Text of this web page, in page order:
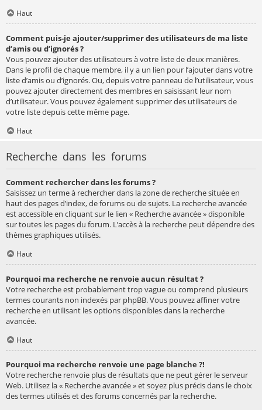
Haut
Comment puis-je ajouter/supprimer des utilisateurs de ma liste
d’amis ou d’ignorés ?
Vous pouvez ajouter des utilisateurs à votre liste de deux manières.
Dans le profil de chaque membre, il y a un lien pour l’ajouter dans votre
liste d’amis ou d’ignorés. Ou, depuis votre panneau de l’utilisateur, vous
pouvez ajouter directement des membres en saisissant leur nom
d’utilisateur. Vous pouvez également supprimer des utilisateurs de
votre liste depuis cette même page.
Haut
Recherche dans les forums
Comment rechercher dans les forums ?
Saisissez un terme à rechercher dans la zone de recherche située en
haut des pages d’index, de forums ou de sujets. La recherche avancée
est accessible en cliquant sur le lien « Recherche avancée » disponible
sur toutes les pages du forum. L’accès à la recherche peut dépendre des
thèmes graphiques utilisés.
Haut
Pourquoi ma recherche ne renvoie aucun résultat ?
Votre recherche est probablement trop vague ou comprend plusieurs
termes courants non indexés par phpBB. Vous pouvez affiner votre
recherche en utilisant les options disponibles dans la recherche
avancée.
Haut
Pourquoi ma recherche renvoie une page blanche ?!
Votre recherche renvoie plus de résultats que ne peut gérer le serveur
Web. Utilisez la « Recherche avancée » et soyez plus précis dans le choix
des termes utilisés et des forums concernés par la recherche.